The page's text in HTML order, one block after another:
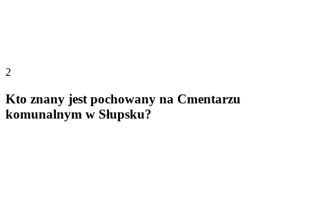
2
Kto znany jest pochowany na Cmentarzu
komunalnym w Słupsku?